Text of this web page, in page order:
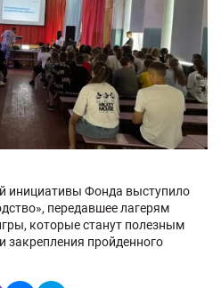
инициативы Фонда выступило
передавшее лагерям
которые станут полезным
закрепления пройденного